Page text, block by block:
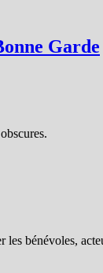
Garde
les bénévoles,